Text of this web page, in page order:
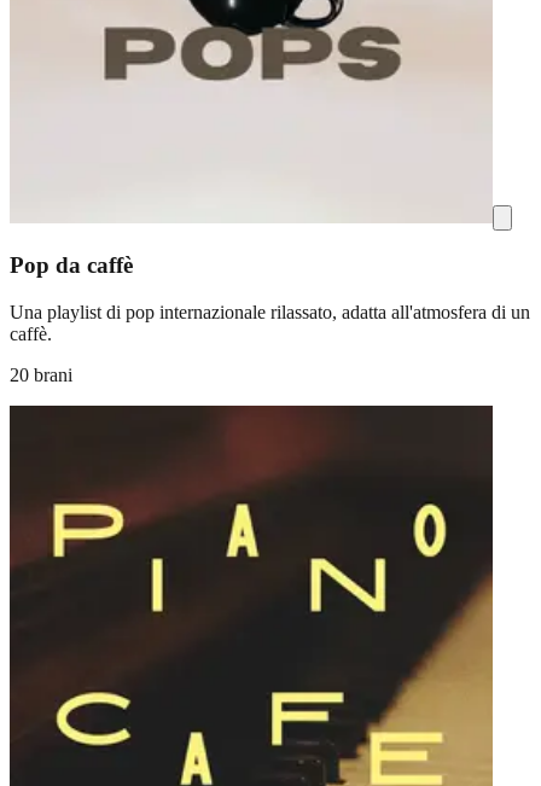
Pop da caffè
Una playlist di pop internazionale rilassato, adatta all'atmosfera di un
caffè.
20 brani